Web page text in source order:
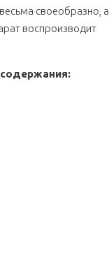
своеобразно, а,
воспроизводит